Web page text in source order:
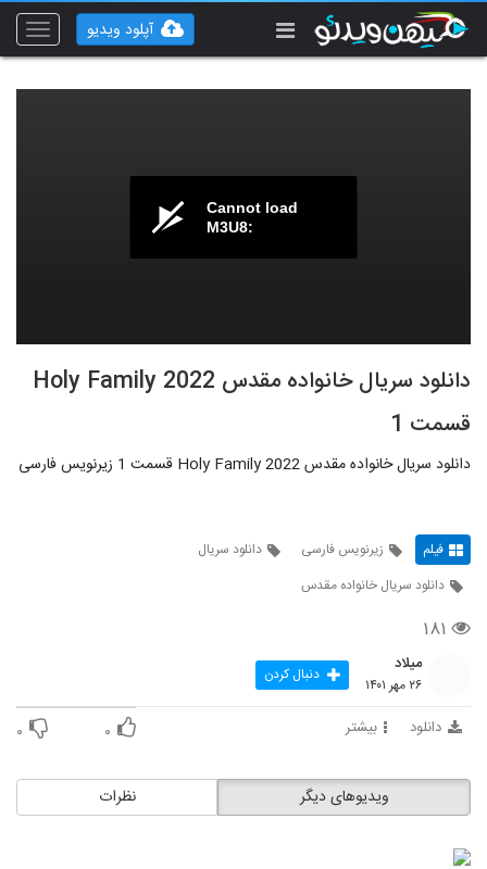
Toggle
آپلود ویدیو
Cannot load
M3U8:
دانلود سریال خانواده مقدس Holy Family 2022
قسمت 1
دانلود سریال خانواده مقدس Holy Family 2022 قسمت 1 زیرنویس فارسی
فیلم زیرنویس فارسی
دانلود سریال
دانلود سریال خانواده مقدس
۱۸۱
میلاد
۲۶ مهر ۱۴۰۱ دنبال کردن
دانلود بیشتر ۰ ۰
نظرات ویدیوهای دیگر